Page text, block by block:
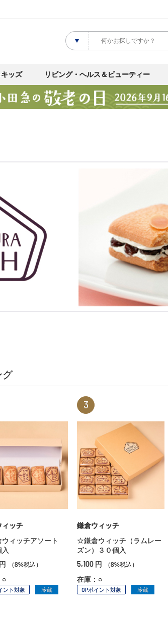
ッズ リビング・ヘルス＆ビューティー
グ
ィッチ
ィッチアソート
円 （8%税込）
○
ント対象 冷蔵
3
鎌倉ウィッチ
☆鎌倉ウィッチ（ラムレー
ズン）３０個入
5,100 円 （8%税込）
在庫：○
OPポイント対象 冷蔵